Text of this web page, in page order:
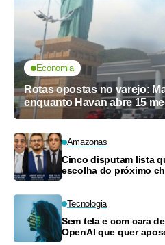
Economia
Rotas opostas no varejo:
enquanto Havan abre 15
Amazonas
Cinco disputam lista
escolha do próximo
Tecnologia
Sem tela e com cara
OpenAI que quer